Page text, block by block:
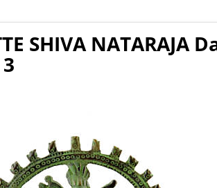
SHIVA NATARAJA